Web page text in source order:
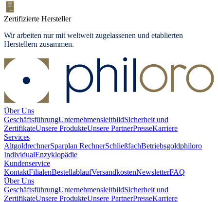
Zertifizierte Hersteller
Wir arbeiten nur mit weltweit zugelassenen und etablierten
Herstellern zusammen.
Über Uns
GeschäftsführungUnternehmensleitbildSicherheit und
ZertifikateUnsere ProdukteUnsere PartnerPresseKarriere
Services
AltgoldrechnerSparplan RechnerSchließfachBetriebsgoldphiloro
IndividualEnzyklopädie
Kundenservice
KontaktFilialenBestellablaufVersandkostenNewsletterFAQ
Über Uns
GeschäftsführungUnternehmensleitbildSicherheit und
ZertifikateUnsere ProdukteUnsere PartnerPresseKarriere